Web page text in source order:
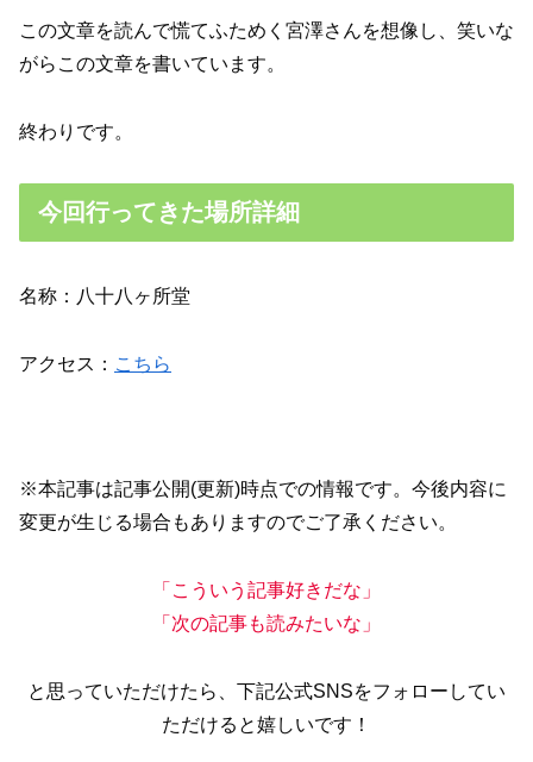
この文章を読んで慌てふためく宮澤さんを想像し、笑いな
がらこの文章を書いています。
終わりです。
今回行ってきた場所詳細
名称：八十八ヶ所堂
アクセス： こちら
※本記事は記事公開(更新)時点での情報です。今後内容に
変更が生じる場合もありますのでご了承ください。
「こういう記事好きだな」
「次の記事も読みたいな」
と思っていただけたら、下記公式SNSをフォローしてい
ただけると嬉しいです！